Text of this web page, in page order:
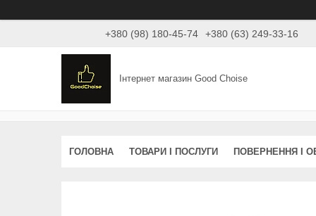
+380 (98) 180-45-74 +380 (63) 249-33-16
Інтернет магазин Good Choise
ГОЛОВНА ТОВАРИ І ПОСЛУГИ ПОВЕРНЕННЯ І